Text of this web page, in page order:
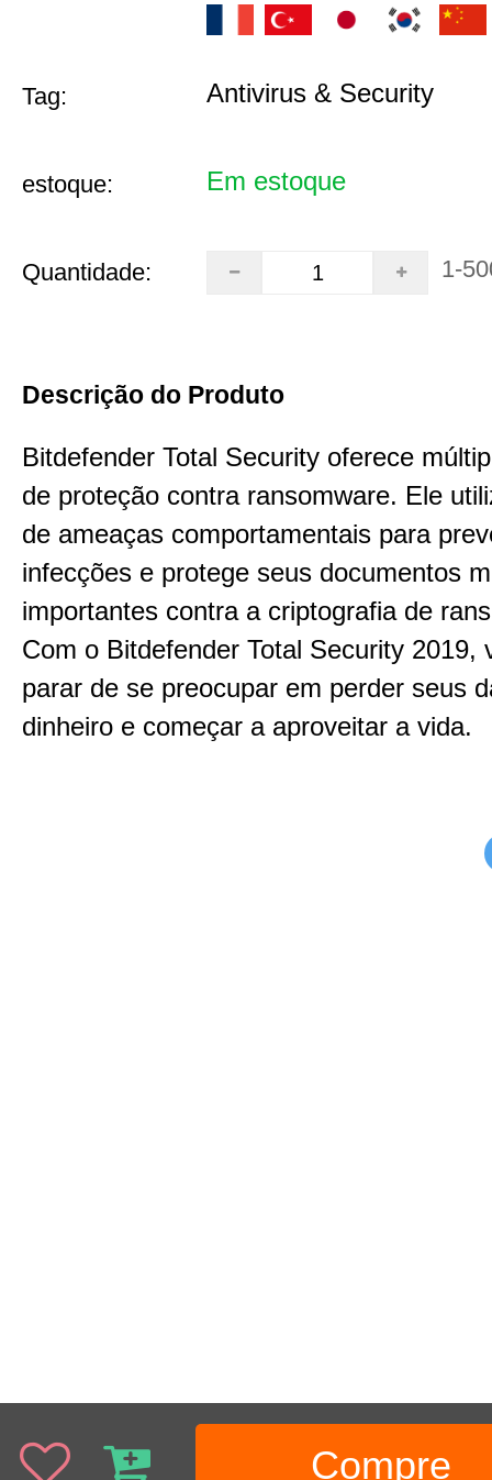
Tag: Antivirus & Security
estoque: Em estoque
Quantidade: 1-
Descrição do Produto
Bitdefender Total Security oferece
de proteção contra ransomware. Ele
de ameaças comportamentais para
infecções e protege seus documentos
importantes contra a criptografia de
Com o Bitdefender Total Security 2019,
parar de se preocupar em perder seus
dinheiro e começar a aproveitar a vida.
Compre